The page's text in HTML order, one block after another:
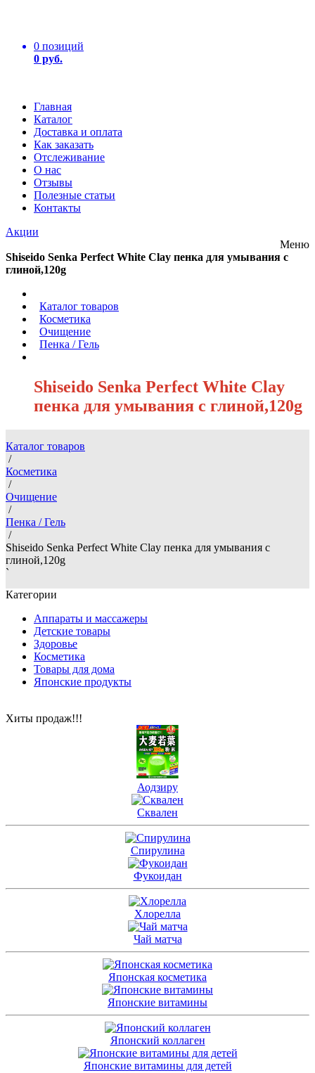
0 позиций
0 руб.
Главная
Каталог
Доставка и оплата
Как заказать
Отслеживание
О нас
Отзывы
Полезные статьи
Контакты
Акции
Меню
Shiseido Senka Perfect White Clay пенка для умывания с
глиной,120g
Каталог товаров
Косметика
Очищение
Пенка / Гель
Shiseido Senka Perfect White Clay
пенка для умывания с глиной,120g
Каталог товаров
/
Косметика
/
Очищение
/
Пенка / Гель
/
Shiseido Senka Perfect White Clay пенка для умывания с
глиной,120g
`
Категории
Аппараты и массажеры
Детские товары
Здоровье
Косметика
Товары для дома
Японские продукты
Хиты продаж!!!
Аодзиру
Сквален
Спирулина
Фукоидан
Хлорелла
Чай матча
Японская косметика
Японские витамины
Японский коллаген
Японские витамины для детей